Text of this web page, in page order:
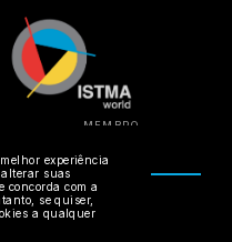
MEMBRO
experiência
suas
concorda com a
se quiser,
a qualquer